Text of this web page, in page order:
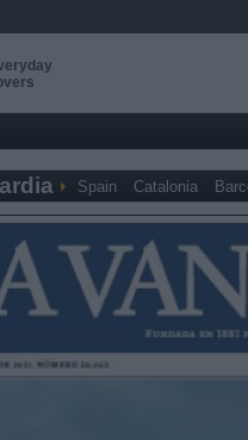
Spain Catalonia